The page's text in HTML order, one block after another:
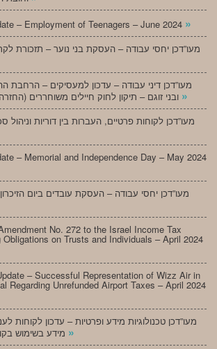
– Employment of Teenagers – June 2024 »
מעו”דכן יחסי עבודה – העסקת בני נוער – תזכורת
מעו”דכן דיני עבודה – עדכון למעסיקים – הרחבת
»
מעו”דכן לקוחות פרטיים, העברות בין דוריות
– Memorial and Independence Day – May 2024
מעו”דכן יחסי עבודה – העסקת עובדים ביום
No. 272 to the Israel Income Tax
Obligations on Trusts and Individuals – April 2024
– Successful Representation of Wizz Air in
Regarding Unrefunded Airport Taxes – April 2024
מעו”דכן טכנולוגיות מידע ופרטיות – עדכון לקוחות
»